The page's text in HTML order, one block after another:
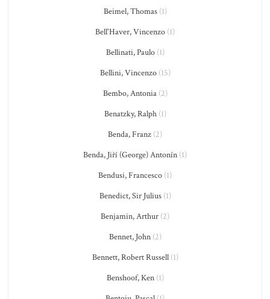
Beimel, Thomas(1)
Bell'Haver, Vincenzo (1)
Bellinati, Paulo(1)
Bellini, Vincenzo(15)
Bembo, Antonia(2)
Benatzky, Ralph(1)
Benda, Franz (2)
Benda, Jiří (George) Antonín (1)
Bendusi, Francesco (1)
Benedict, Sir Julius(1)
Benjamin, Arthur (2)
Bennet, John(2)
Bennett, Robert Russell(1)
Benshoof, Ken(1)